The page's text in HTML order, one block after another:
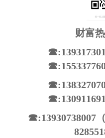
财富
☎:13930738007